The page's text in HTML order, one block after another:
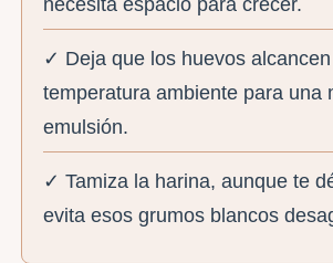
necesita espacio para crecer.
✓ Deja que los huevos
temperatura ambiente para una
emulsión.
✓ Tamiza la harina, aunque te
evita esos grumos blancos